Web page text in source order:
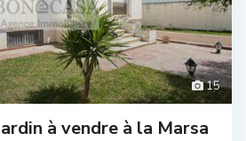
15
à vendre à la Marsa